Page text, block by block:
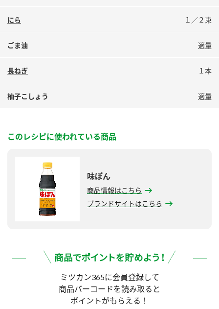
業務用サイト 製造所固有記号一覧
にら １／２束
ごま油 適量
長ねぎ １本
柚子こしょう 適量
このレシピに使われている商品
味ぽん
商品情報はこちら
ブランドサイトはこちら
ミツカン365に会員登録して
商品バーコードを読み取ると
ポイントがもらえる！